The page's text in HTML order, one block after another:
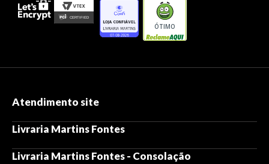
ÓTIMO
Atendimento site
Livraria Martins Fontes
Livraria Martins Fontes - Consolação